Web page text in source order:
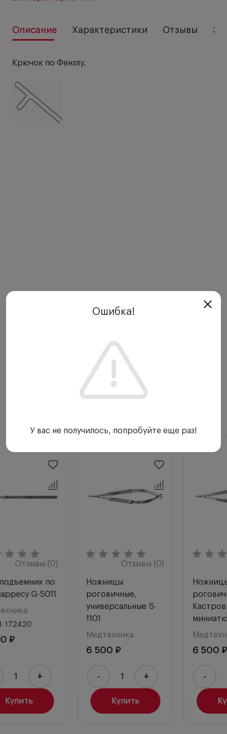
Описание Характеристики Отзывы
Крючок по Фензлу.
Отзывы (0)
Векоподъемник по
Десмарресу G-5011
Медтехника
НКМИ: 172420
Купить
Отзывы (0)
роговичные,
универсальные S-
Медтехника
Купить
Ошибка!
У вас не получилось, попробуйте еще раз!